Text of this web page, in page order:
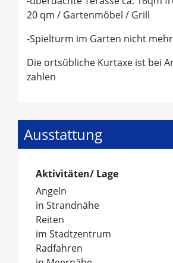
20 qm / Gartenmöbel / Grill
-Spielturm im Garten nicht
Die ortsübliche Kurtaxe ist bei
zahlen
Ausstattung
Aktivitäten/ Lage
Angeln
in Strandnähe
Reiten
im Stadtzentrum
Radfahren